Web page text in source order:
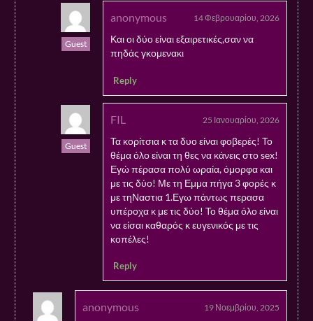
Guest
anonymous 14 Φεβρουαρίου, 2026
Και οι δύο είναι εξαιρετικές,σαν να
πηδάς γκομενακι
Reply
Guest
FIL 25 Ιανουαρίου, 2026
Τα κορίτσια κ τα δυο είναι φοβερές! Το
θέμα όλο είναι τη θες να κάνεις στο sex!
Εγώ πέρασα πολύ ωραία, όμορφα και
με τις δύο! Με τη Εμμα πήγα 3 φορές κ
με τηΝαστια 1.Εγω πάντως περασα
υπέροχα κ με τις δύο! Το θέμα όλο είναι
να είσαι καθαρός κ ευγενικός με τις
κοπέλες!
Reply
anonymous 19 Νοεμβρίου, 2025